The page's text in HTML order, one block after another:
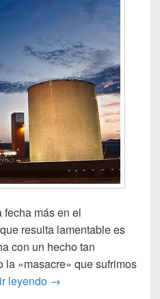
más en el
resulta lamentable es
con un hecho tan
la «masacre» que sufrimos
leyendo Siempre me quedará
→